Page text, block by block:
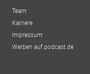
Team
Karriere
Impressum
Werben auf podcast.de